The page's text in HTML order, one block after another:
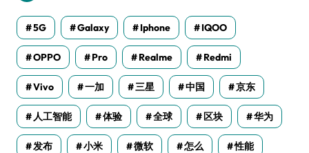
5G Galaxy Iphone IQOO
OPPO Pro Realme Redmi
Vivo 一加 三星 中国 京东
人工智能 体验 全球 区块 华为
发布 小米 微软 怎么 性能